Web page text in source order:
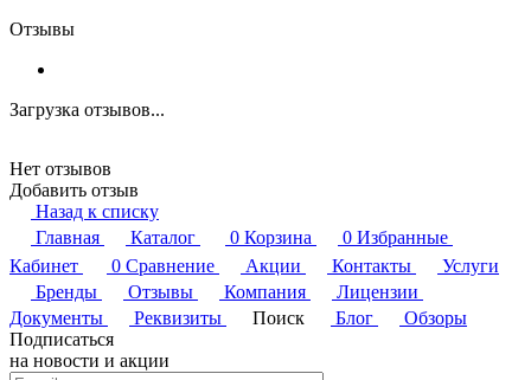
Отзывы
Загрузка отзывов...
Нет отзывов
Добавить отзыв
Назад к списку
Главная
Каталог 0 Корзина 0 Избранные
Кабинет
0 Сравнение Акции Контакты
Услуги
Бренды
Отзывы Компания
Лицензии
Документы
Реквизиты Поиск Блог
Обзоры
Подписаться
на новости и акции